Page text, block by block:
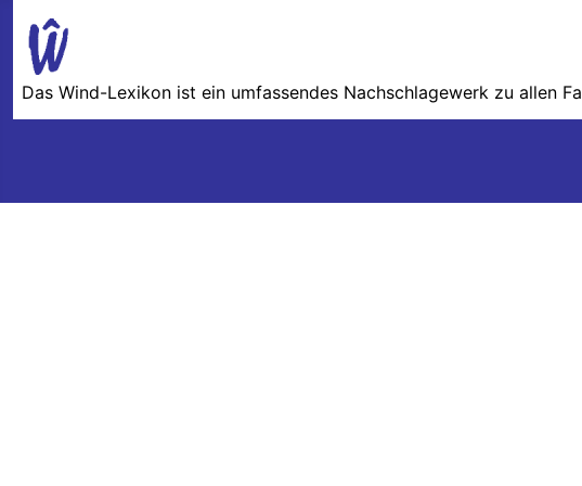
Das Wind-Lexikon ist ein umfassendes Nachschlage­werk zu allen